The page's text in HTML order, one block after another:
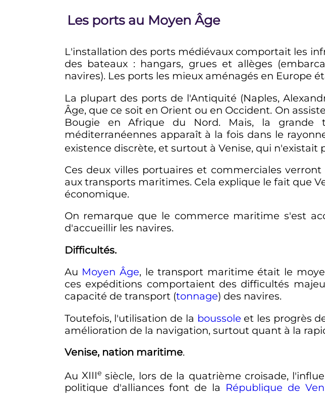
Les ports au Moyen Âge
L'installation des ports médiévaux comportait les
des bateaux : hangars, grues et allèges
navires). Les ports les mieux aménagés en Europe
La plupart des ports de l'Antiquité (Naples,
Âge, que ce soit en Orient ou en Occident. On
Bougie en Afrique du Nord. Mais, la grande
méditerranéennes apparaît à la fois dans le
existence discrète, et surtout à Venise, qui n'existait
Ces deux villes portuaires et commerciales
aux transports maritimes. Cela explique le fait que
économique.
On remarque que le commerce maritime s'est
d'accueillir les navires.
Difficultés.
Au Moyen Âge, le transport maritime était le
ces expéditions comportaient des difficultés
capacité de transport (tonnage) des navires.
Toutefois, l'utilisation de la boussole et les progrès
amélioration de la navigation, surtout quant à la
Venise, nation maritime.
AuXIIIe siècle, lors de la quatrième croisade,
politique d'alliances font de la République de